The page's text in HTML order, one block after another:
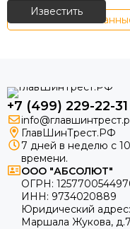
Известить
Зимние
+7 (499) 229-22-31
ГлавШинТрест.РФ
7 дней в неделю с
времени.
ООО "АБСОЛЮТ"
ОГРН:
ИНН: 9734020889
Юридический адрес:
Маршала Жукова,